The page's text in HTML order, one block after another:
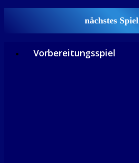
nächstes Spiel
Vorbereitungsspiel